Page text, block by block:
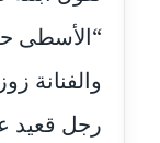
“الأسطى
والفنانة
رجل قعيد